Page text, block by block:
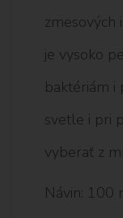
zmesových
je vysoko
baktériám i
svetle i pri
vyberať z
Návin: 100